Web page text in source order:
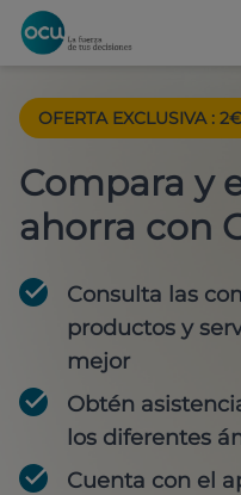
OFERTA EXCLUSIVA :
Compara y
ahorra con
Consulta las
productos y
mejor
Obtén
los diferentes
Cuenta con el